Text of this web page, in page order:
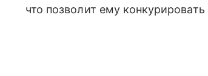
что позволит ему